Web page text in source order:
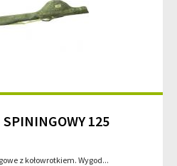
125
z kołowrotkiem. Wygod...